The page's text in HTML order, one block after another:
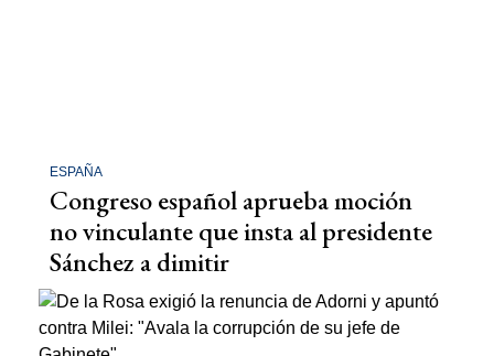
ESPAÑA
Congreso español aprueba moción
no vinculante que insta al presidente
Sánchez a dimitir